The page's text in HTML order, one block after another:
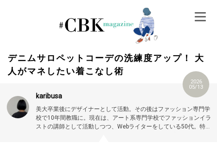
デニムサロペットコーデの洗練度アップ！ 大
人がマネしたい着こなし術
2026
05/13
karibusa
美大卒業後にデザイナーとして活動。その後はファッション専門学
校で10年間教職に。現在は、アート系専門学校でファッションイラ
ストの講師として活動しつつ、Webライターをしている50代。特に